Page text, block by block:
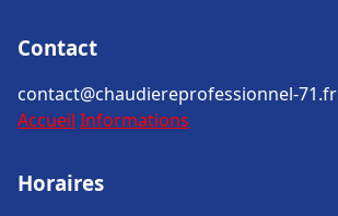
Contact
contact@chaudiereprofessionnel-71.fr
Accueil Informations
Horaires